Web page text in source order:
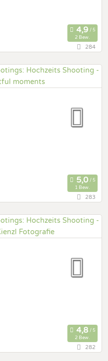
2 Bew.
Shooting
284
1 Bew.
Shooting
283
2 Bew.
282